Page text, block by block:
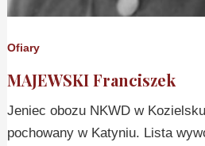
Ofiary
MAJEWSKI Franciszek
Jeniec obozu NKWD w
pochowany w Katyniu. Lista